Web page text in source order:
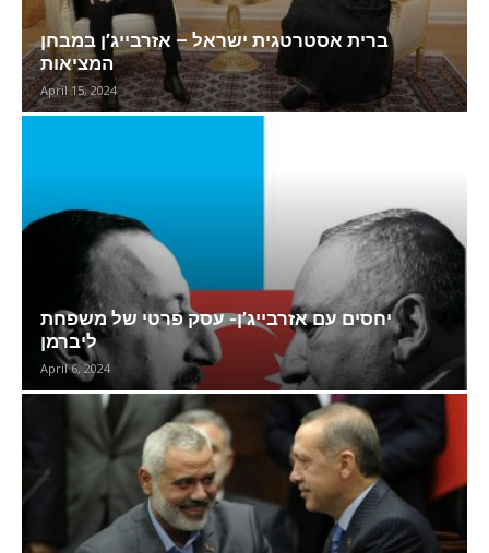
ברית אסטרטגית ישראל – אזרבייג’ן במבחן
המציאות
April 15, 2024
יחסים עם אזרבייג’ן- עסק פרטי של משפחת
ליברמן
April 6, 2024